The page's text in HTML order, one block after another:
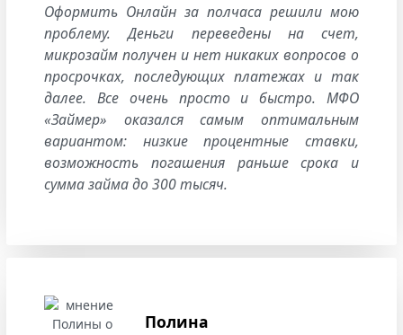
Оформить Онлайн за полчаса решили мою
проблему. Деньги переведены на счет,
микрозайм получен и нет никаких вопросов о
просрочках, последующих платежах и так
далее. Все очень просто и быстро. МФО
«Займер» оказался самым оптимальным
вариантом: низкие процентные ставки,
возможность погашения раньше срока и
сумма займа до 300 тысяч.
Полина